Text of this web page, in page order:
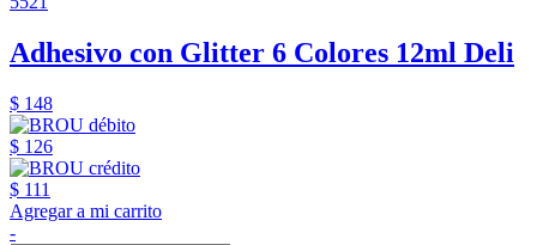
Adhesivo con Glitter 6 Colores 12ml Deli
$ 148
$ 126
$ 111
Agregar a mi carrito
-